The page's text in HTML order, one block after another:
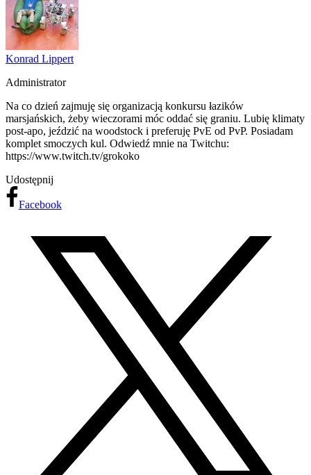
Konrad Lippert
Administrator
Na co dzień zajmuję się organizacją konkursu łazików
marsjańskich, żeby wieczorami móc oddać się graniu. Lubię klimaty
post-apo, jeździć na woodstock i preferuję PvE od PvP. Posiadam
komplet smoczych kul. Odwiedź mnie na Twitchu:
https://www.twitch.tv/grokoko
Udostępnij
Facebook